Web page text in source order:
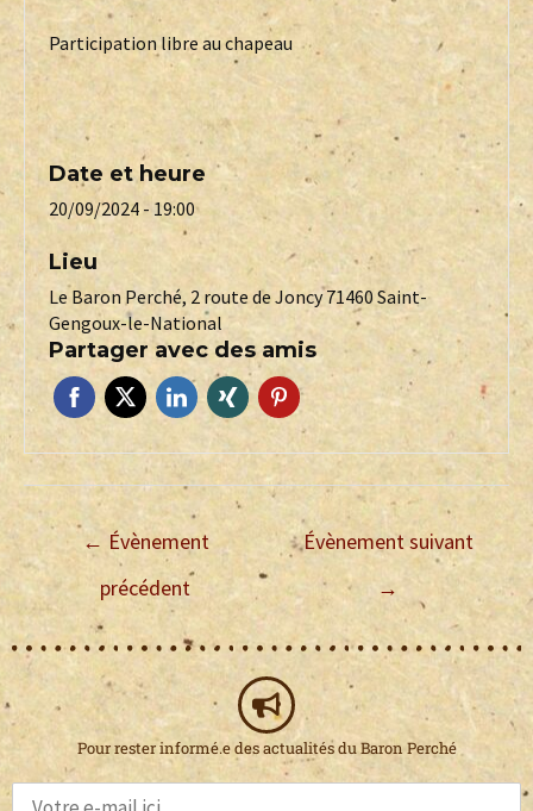
Participation libre au chapeau
Date et heure
20/09/2024 - 19:00
Lieu
Le Baron Perché, 2 route de Joncy 71460 Saint-
Gengoux-le-National
Partager avec des amis
← Évènement
précédent
Évènement suivant
→
Pour rester informé.e des actualités du Baron Perché